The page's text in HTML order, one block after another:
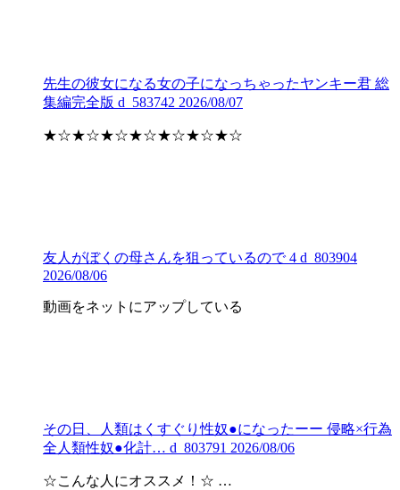
先生の彼女になる女の子になっちゃったヤンキー君 総
集編完全版 d_583742 2026/08/07
★☆★☆★☆★☆★☆★☆★☆
友人がぼくの母さんを狙っているので 4 d_803904
2026/08/06
動画をネットにアップしている
その日、人類はくすぐり性奴●になったーー 侵略×行為
全人類性奴●化計… d_803791 2026/08/06
☆こんな人にオススメ！☆ …